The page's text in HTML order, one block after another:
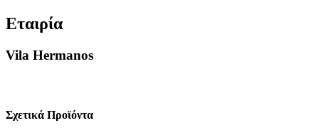
Εταιρία
Vila Hermanos
Σχετικά Προϊόντα